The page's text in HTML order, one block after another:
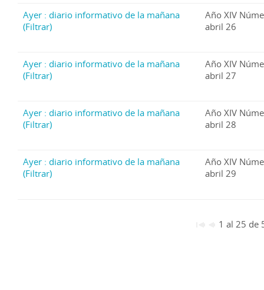
Ayer : diario informativo de la mañana
(Filtrar)
Año XIV
abril 26
Ayer : diario informativo de la mañana
(Filtrar)
Año XIV
abril 27
Ayer : diario informativo de la mañana
(Filtrar)
Año XIV
abril 28
Ayer : diario informativo de la mañana
(Filtrar)
Año XIV
abril 29
1 al 25 de